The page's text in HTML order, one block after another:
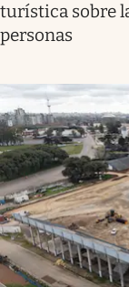
turística sobre
personas